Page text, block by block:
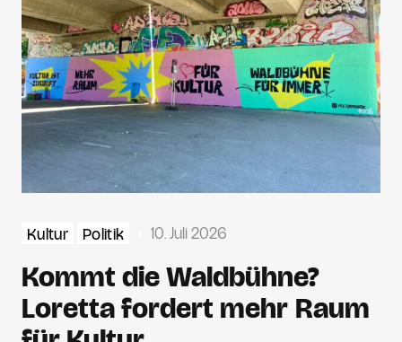
Kultur Politik 10. Juli 2026
Kommt die Waldbühne?
Loretta fordert mehr Raum